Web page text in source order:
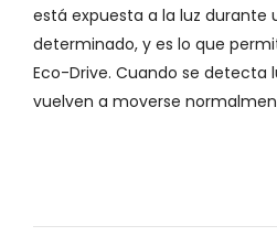
está expuesta a la luz durante
determinado, y es lo que
Eco-Drive. Cuando se detecta
vuelven a moverse